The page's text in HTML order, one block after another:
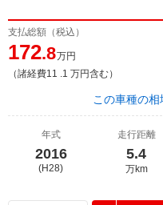
支払総額（税込）
172.8万円
（諸経費11 .1 万円含む）
この車種の相
年式
2016
(H28)
走行距離
5.4
万km